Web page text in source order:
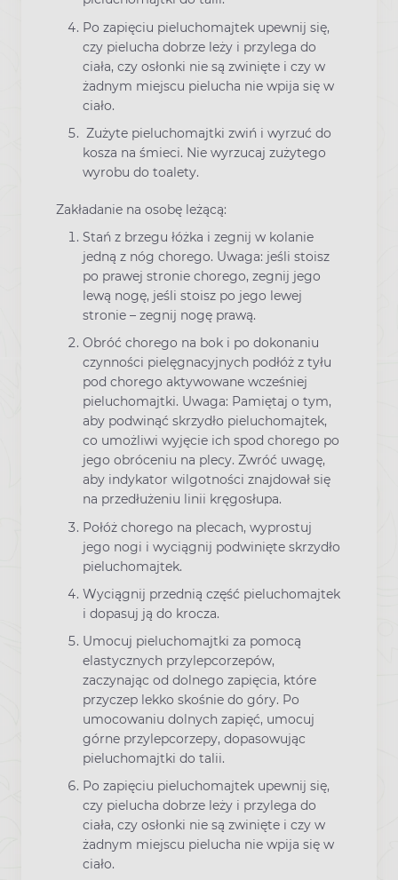
Po zapięciu pieluchomajtek upewnij się,
czy pielucha dobrze leży i przylega do
ciała, czy osłonki nie są zwinięte i czy w
żadnym miejscu pielucha nie wpija się w
ciało.
Zużyte pieluchomajtki zwiń i wyrzuć do
kosza na śmieci. Nie wyrzucaj zużytego
wyrobu do toalety.
Zakładanie na osobę leżącą:
Stań z brzegu łóżka i zegnij w kolanie
jedną z nóg chorego. Uwaga: jeśli stoisz
po prawej stronie chorego, zegnij jego
lewą nogę, jeśli stoisz po jego lewej
stronie – zegnij nogę prawą.
Obróć chorego na bok i po dokonaniu
czynności pielęgnacyjnych podłóż z tyłu
pod chorego aktywowane wcześniej
pieluchomajtki. Uwaga: Pamiętaj o tym,
aby podwinąć skrzydło pieluchomajtek,
co umożliwi wyjęcie ich spod chorego po
jego obróceniu na plecy. Zwróć uwagę,
aby indykator wilgotności znajdował się
na przedłużeniu linii kręgosłupa.
Połóż chorego na plecach, wyprostuj
jego nogi i wyciągnij podwinięte skrzydło
pieluchomajtek.
Wyciągnij przednią część pieluchomajtek
i dopasuj ją do krocza.
Umocuj pieluchomajtki za pomocą
elastycznych przylepcorzepów,
zaczynając od dolnego zapięcia, które
przyczep lekko skośnie do góry. Po
umocowaniu dolnych zapięć, umocuj
górne przylepcorzepy, dopasowując
pieluchomajtki do talii.
Po zapięciu pieluchomajtek upewnij się,
czy pielucha dobrze leży i przylega do
ciała, czy osłonki nie są zwinięte i czy w
żadnym miejscu pielucha nie wpija się w
ciało.